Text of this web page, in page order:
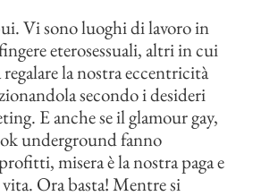
Vi sono luoghi di lavoro in
eterosessuali, altri in cui
la nostra eccentricità
secondo i desideri
E anche se il glamour gay,
underground fanno
misera è la nostra paga e
Ora basta! Mentre si